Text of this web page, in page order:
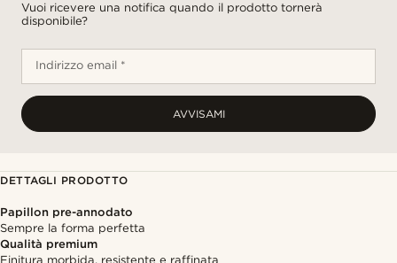
Vuoi ricevere una notifica quando il prodotto tornerà
disponibile?
Indirizzo email *
AVVISAMI
DETTAGLI PRODOTTO
Papillon pre-annodato
Sempre la forma perfetta
Qualità premium
Finitura morbida, resistente e raffinata